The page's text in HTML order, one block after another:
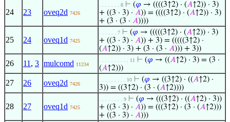
24 23 oveq2d 7426
. . . . . . . 8 ⊢ (𝜑 → ((((3↑2) · (𝐴↑2)) · 3)
+ ((3 · 3) · 𝐴)) = ((((3↑2) · (𝐴↑2)) · 3)
+ (3 · (3 · 𝐴))))
25 24 oveq1d 7425
. . . . . . 7 ⊢ (𝜑 → (((((3↑2) · (𝐴↑2)) · 3)
+ ((3 · 3) · 𝐴)) + 3) = (((((3↑2) ·
(𝐴↑2)) · 3) + (3 · (3 · 𝐴))) + 3))
26 11 , 3 mulcomd 11234
. . . . . . . . . . 11 ⊢ (𝜑 → ((𝐴↑2) · 3) = (3 ·
(𝐴↑2)))
27 26 oveq2d 7426
. . . . . . . . . 10 ⊢ (𝜑 → ((3↑2) · ((𝐴↑2) ·
3)) = ((3↑2) · (3 · (𝐴↑2))))
28 27 oveq1d 7425
. . . . . . . . 9 ⊢ (𝜑 → (((3↑2) · ((𝐴↑2) · 3))
+ ((3 · 3) · 𝐴)) = (((3↑2) · (3 · (𝐴↑2)))
+ ((3 · 3) · 𝐴)))